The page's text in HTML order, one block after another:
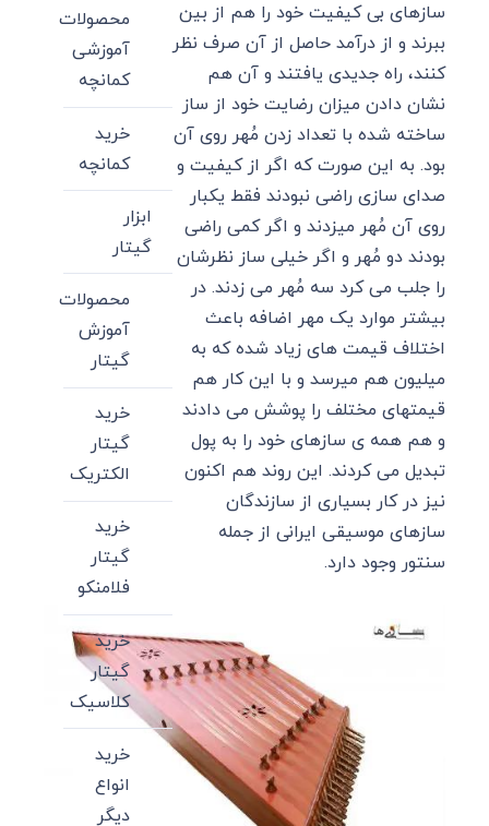
سازهای بی کیفیت خود را هم از بین
ببرند و از درآمد حاصل از آن صرف نظر
کنند، راه جدیدی یافتند و آن هم
نشان دادن میزان رضایت خود از ساز
ساخته شده با تعداد زدن مُهر روی آن
بود. به این صورت که اگر از کیفیت و
صدای سازی راضی نبودند فقط یکبار
روی آن مُهر میزدند و اگر کمی راضی
بودند دو مُهر و اگر خیلی ساز نظرشان
را جلب می کرد سه مُهر می زدند. در
بیشتر موارد یک مهر اضافه باعث
اختلاف قیمت های زیاد شده که به
میلیون هم میرسد و با این کار هم
قیمتهای مختلف را پوشش می دادند
و هم همه ی سازهای خود را به پول
تبدیل می کردند. این روند هم اکنون
نیز در کار بسیاری از سازندگان
سازهای موسیقی ایرانی از جمله
سنتور وجود دارد.
محصولات
آموزشی
کمانچه
خرید
کمانچه
ابزار
گیتار
محصولات
آموزش
گیتار
خرید
گیتار
الکتریک
خرید
گیتار
فلامنکو
خرید
گیتار
کلاسیک
خرید
انواع
دیگر